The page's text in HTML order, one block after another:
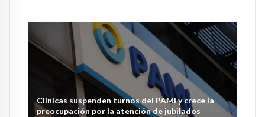
Clínicas suspenden turnos del PAMI y crece la
preocupación por la atención de jubilados